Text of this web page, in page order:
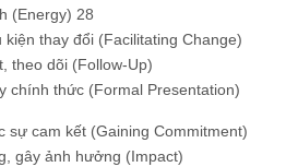
(Energy) 28
kiện thay đổi (Facilitating Change)
theo dõi (Follow-Up)
chính thức (Formal Presentation)
sự cam kết (Gaining Commitment)
gây ảnh hưởng (Impact)